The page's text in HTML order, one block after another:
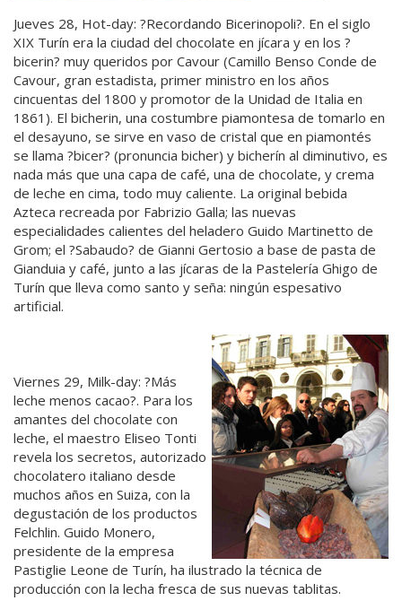
Jueves 28, Hot-day: ?Recordando Bicerinopoli?. En el siglo
XIX Turín era la ciudad del chocolate en jícara y en los ?
bicerin? muy queridos por Cavour (Camillo Benso Conde de
Cavour, gran estadista, primer ministro en los años
cincuentas del 1800 y promotor de la Unidad de Italia en
1861). El bicherin, una costumbre piamontesa de tomarlo en
el desayuno, se sirve en vaso de cristal que en piamontés
se llama ?bicer? (pronuncia bicher) y bicherín al diminutivo, es
nada más que una capa de café, una de chocolate, y crema
de leche en cima, todo muy caliente. La original bebida
Azteca recreada por Fabrizio Galla; las nuevas
especialidades calientes del heladero Guido Martinetto de
Grom; el ?Sabaudo? de Gianni Gertosio a base de pasta de
Gianduia y café, junto a las jícaras de la Pastelería Ghigo de
Turín que lleva como santo y seña: ningún espesativo
artificial.
Viernes 29, Milk-day: ?Más
leche menos cacao?. Para los
amantes del chocolate con
leche, el maestro Eliseo Tonti
revela los secretos, autorizado
chocolatero italiano desde
muchos años en Suiza, con la
degustación de los productos
Felchlin. Guido Monero,
presidente de la empresa
Pastiglie Leone de Turín, ha ilustrado la técnica de
producción con la lecha fresca de sus nuevas tablitas.